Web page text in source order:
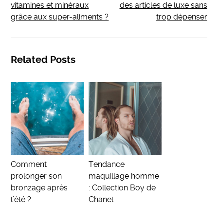
vitamines et minéraux
grâce aux super-aliments ?
des articles de luxe sans
trop dépenser
Related Posts
Comment
prolonger son
bronzage après
l’été ?
Tendance
maquillage homme
: Collection Boy de
Chanel